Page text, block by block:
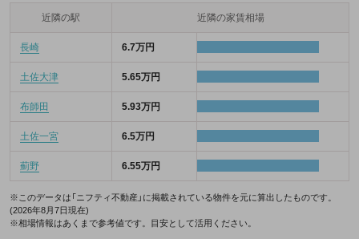
近隣の駅 近隣の家賃相場
長崎 6.7万円
土佐大津 5.65万円
布師田 5.93万円
土佐一宮 6.5万円
薊野 6.55万円
※このデータは「ニフティ不動産」に掲載されている物件を元に算出したものです。
(2026年8月7日現在)
※相場情報はあくまで参考値です。目安として活用ください。